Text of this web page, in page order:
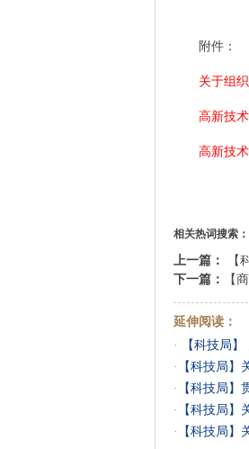
附件：
关于组
高新技
高新技
相关热词搜索：
上一篇：
【
下一篇：
【
延伸阅读：
· 【科技局
· 【科技局
· 【科技局】
· 【科技局】
· 【科技局